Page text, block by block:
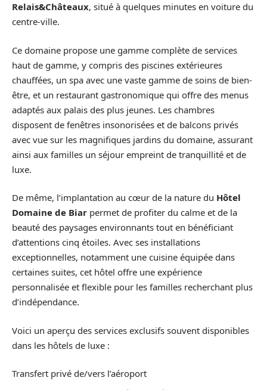
Relais&Châteaux, situé à quelques minutes en voiture du
centre-ville.
Ce domaine propose une gamme complète de services
haut de gamme, y compris des piscines extérieures
chauffées, un spa avec une vaste gamme de soins de bien-
être, et un restaurant gastronomique qui offre des menus
adaptés aux palais des plus jeunes. Les chambres
disposent de fenêtres insonorisées et de balcons privés
avec vue sur les magnifiques jardins du domaine, assurant
ainsi aux familles un séjour empreint de tranquillité et de
luxe.
De même, l’implantation au cœur de la nature du Hôtel
Domaine de Biar permet de profiter du calme et de la
beauté des paysages environnants tout en bénéficiant
d’attentions cinq étoiles. Avec ses installations
exceptionnelles, notamment une cuisine équipée dans
certaines suites, cet hôtel offre une expérience
personnalisée et flexible pour les familles recherchant plus
d’indépendance.
Voici un aperçu des services exclusifs souvent disponibles
dans les hôtels de luxe :
Transfert privé de/vers l’aéroport